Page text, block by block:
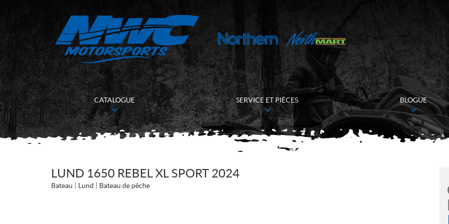
CATALOGUE SERVICE ET PIÈCES BLOGUE
LUND 1650 REBEL XL SPORT 2024
Bateau Lund Bateau de pêche